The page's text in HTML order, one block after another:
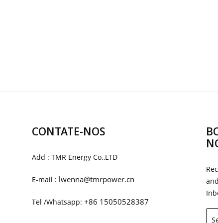
CONTATE-NOS
Add : TMR Energy Co.,LTD
E-mail : lwenna@tmrpower.cn
Tel /Whatsapp: +86 15050528387